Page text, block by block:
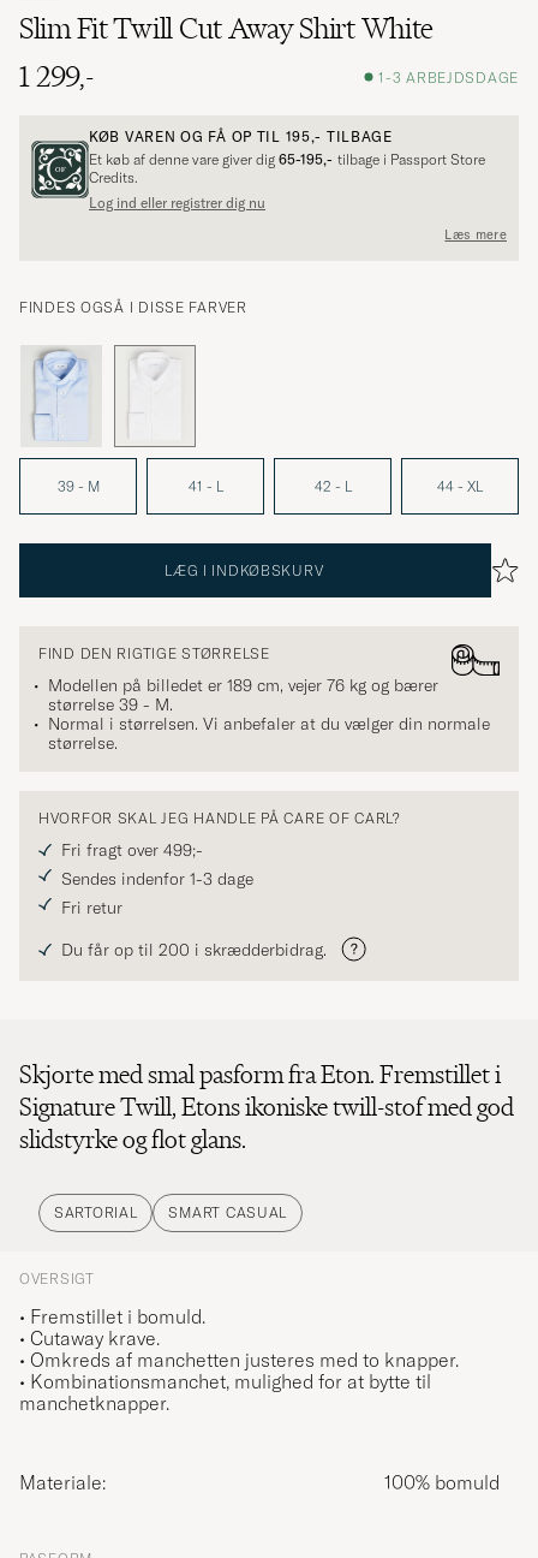
Slim Fit Twill Cut Away Shirt White
1 299,-
1-3 ARBEJDSDAGE
KØB VAREN OG FÅ OP TIL 195,- TILBAGE
Et køb af denne vare giver dig 65-195,- tilbage i Passport Store
Credits.
Log ind eller registrer dig nu
Læs mere
FINDES OGSÅ I DISSE FARVER
39 - M 41 - L 42 - L 44 - XL
LÆG I INDKØBSKURV
FIND DEN RIGTIGE STØRRELSE
Modellen på billedet er 189 cm, vejer 76 kg og bærer
størrelse 39 - M.
Normal i størrelsen. Vi anbefaler at du vælger din normale
størrelse.
HVORFOR SKAL JEG HANDLE PÅ CARE OF CARL?
Fri fragt over 499;-
Sendes indenfor 1-3 dage
Fri retur
Du får op til 200 i skrædderbidrag.
Skjorte med smal pasform fra Eton. Fremstillet i
Signature Twill, Etons ikoniske twill-stof med god
slidstyrke og flot glans.
SARTORIAL SMART CASUAL
OVERSIGT
• Fremstillet i bomuld.
• Cutaway krave.
• Omkreds af manchetten justeres med to knapper.
• Kombinationsmanchet, mulighed for at bytte til
manchetknapper.
Materiale: 100% bomuld